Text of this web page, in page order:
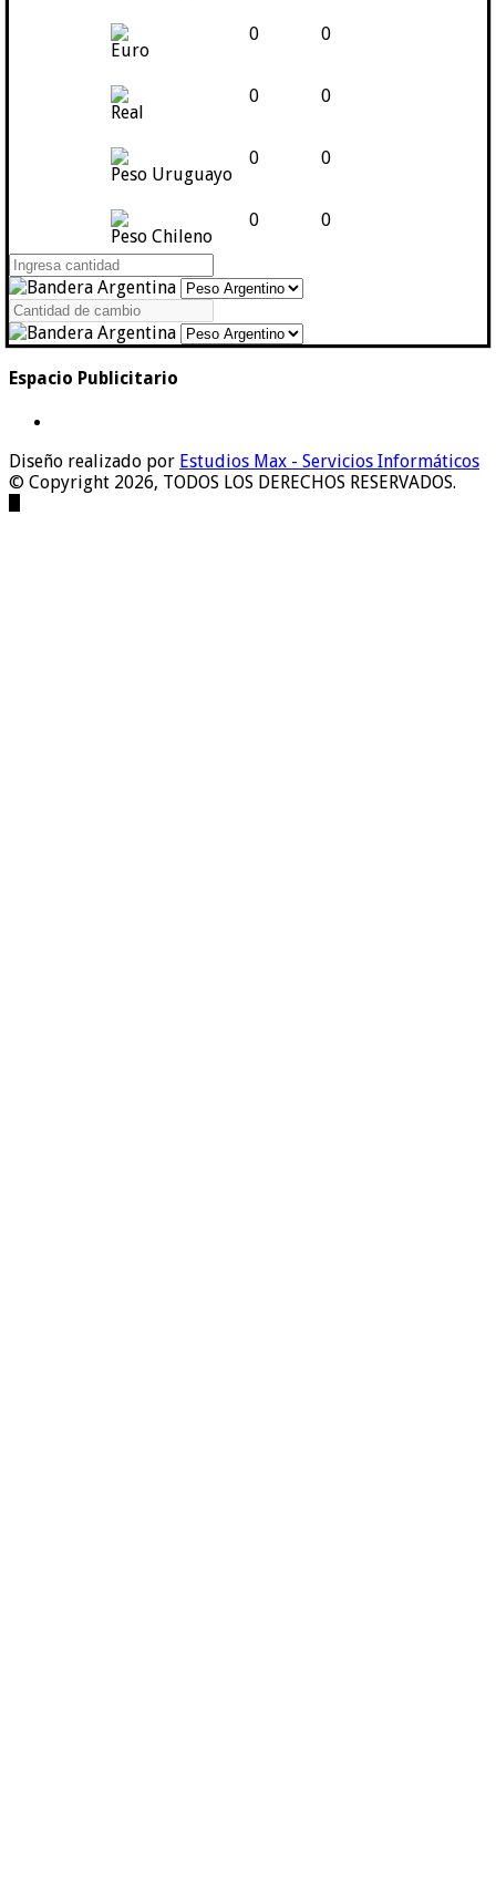
Euro
0 0
Real
0 0
Peso Uruguayo
0 0
Peso Chileno
0 0
Espacio Publicitario
Diseño realizado por Estudios Max - Servicios Informáticos
© Copyright 2026, TODOS LOS DERECHOS RESERVADOS.